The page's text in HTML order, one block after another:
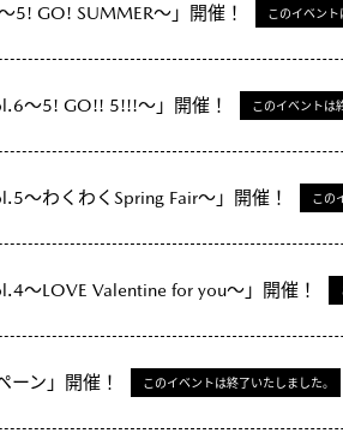
GO! SUMMER～」開催！ このイベント
～5! GO!! 5!!!～」開催！ このイベントは
～わくわくSpring Fair～」開催！ この
～LOVE Valentine for you～」開催！
ン」開催！ このイベントは終了いたしました。